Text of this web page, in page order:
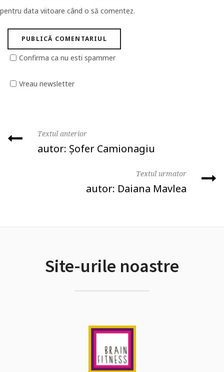
pentru data viitoare când o să comentez.
Confirma ca nu esti spammer
Vreau newsletter
Textul anterior
autor: Şofer Camionagiu
Textul urmator
autor: Daiana Mavlea
Site-urile noastre